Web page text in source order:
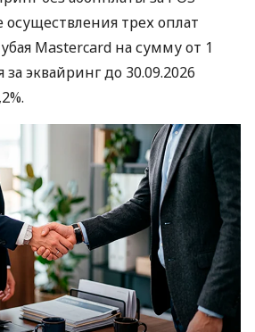
осуществления трех оплат
Mastercard на сумму от 1
эквайринг до 30.09.2026